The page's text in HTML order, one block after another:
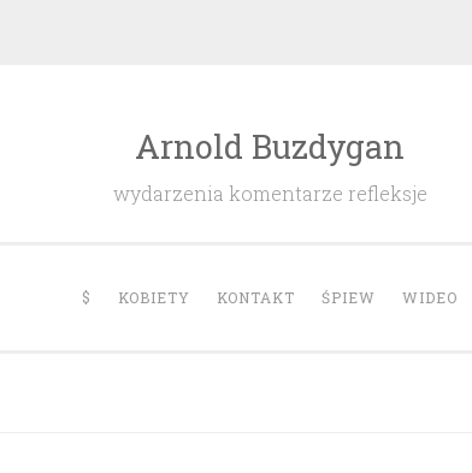
Arnold Buzdygan
wydarzenia komentarze refleksje
$ KOBIETY KONTAKT ŚPIEW WIDEO